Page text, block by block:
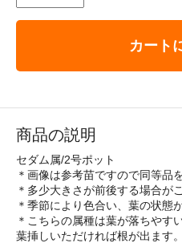
カート
商品の説明
セダム属/2号ポット
＊画像は参考苗ですので同等品
＊多少大きさが前後する場合が
＊季節により色合い、葉の状態
＊こちらの属種は葉が落ちやす
葉挿しいただければ根が出ます。